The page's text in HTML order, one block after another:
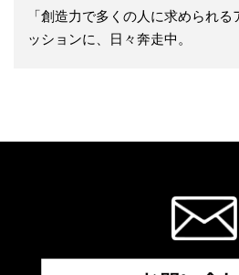
「創造力で多くの人に求められ
ッションに、日々奔走中。